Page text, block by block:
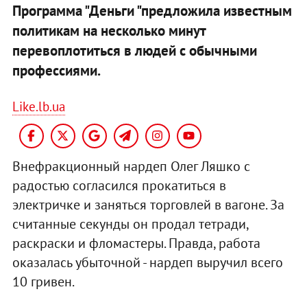
Программа"Деньги"предложила известным
политикам на несколько минут
перевоплотиться в людей с обычными
профессиями.
Like.lb.ua
Внефракционный нардеп Олег Ляшко с
радостью согласился прокатиться в
электричке и заняться торговлей в вагоне.За
считанные секунды он продал тетради,
раскраски и фломастеры.Правда, работа
оказалась убыточной - нардеп выручил всего
10 гривен.